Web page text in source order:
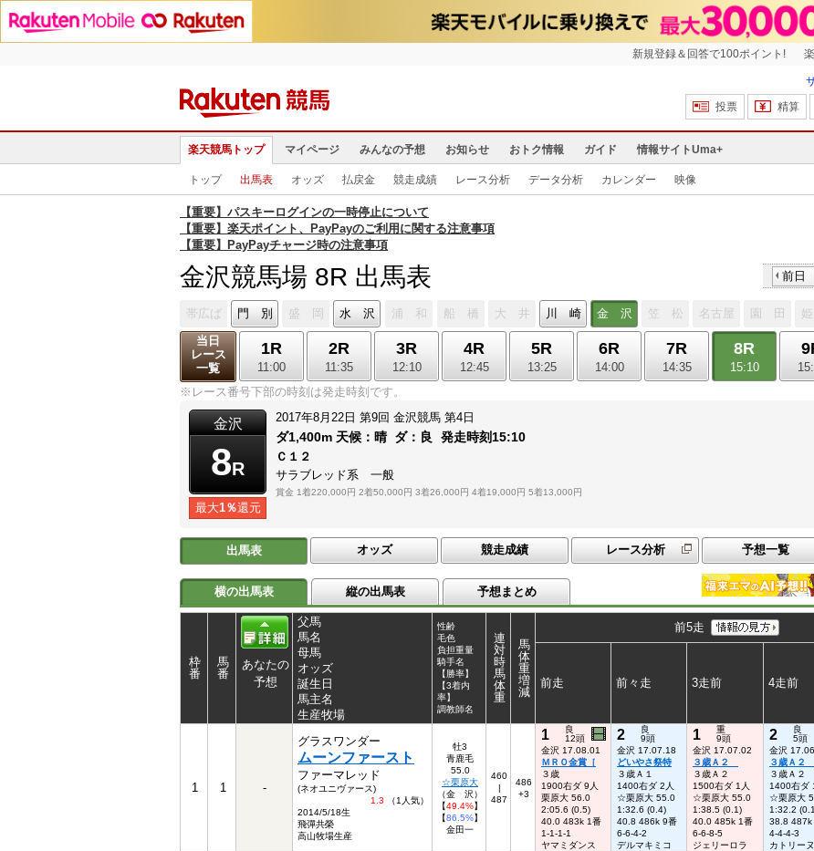
新規登録＆回答で100ポイント!
投票
精算
楽天競馬トップ マイページ みんなの予想 お知らせ おトク情報 ガイド 情報サイトUma+
トップ 出馬表 オッズ 払戻金 競走成績 レース分析 データ分析 カレンダー 映像
【重要】パスキーログインの一時停止について
【重要】楽天ポイント、PayPayのご利用に関する注意事項
【重要】PayPayチャージ時の注意事項
金沢競馬場 8R 出馬表 前日
帯広ば 門 別 盛 岡 水 沢 浦 和 船 橋 大 井 川 崎 金 沢 笠 松 名古屋 園 田
当日
レース
一覧
1R
11:00
2R
11:35
3R
12:10
4R
12:45
5R
13:25
6R
14:00
7R
14:35
8R
15:10
※レース番号下部の時刻は発走時刻です。
金沢
8R
最大1％還元
2017年8月22日 第9回 金沢競馬 第4日
ダ1,400m 天候： 晴 ダ： 良 発走時刻15:10
Ｃ１２
サラブレッド系 一般
賞金 1着220,000円 2着50,000円 3着26,000円 4着19,000円 5着13,000円
出馬表 オッズ 競走成績 レース分析 予想一覧
横の出馬表 縦の出馬表 予想まとめ
枠
番
馬
番
あなたの
予想
父馬
馬名
母馬
オッズ
誕生日
馬主名
生産牧場
性齢
毛色
負担重量
騎手名
【勝率】
【3着内
率】
調教師名
連
対
時
馬
体
重
馬
体
重
増
減
前5走
前走 前々走 3走前 4走前
1 1 -
グラスワンダー
ムーンファースト
ファーマレッド
(ネオユニヴァース)
1.3 （1人気）
2014/5/18生
飛彈共榮
高山牧場生産
牡3
青鹿毛
55.0
☆栗原大
（金 沢）
【49.4%】
【86.5%】
金田一
460
|
487
486
+3
1
良
12頭
金沢 17.08.01
ＭＲＯ金賞［
３歳
1900右ダ 9人
栗原大 56.0
2:05.6 (0.5)
40.0 483k 1番
1-1-1-1
ヤマミダンス
2
良
9頭
金沢 17.07.18
どいやさ祭特
３歳Ａ１
1400右ダ 2人
☆栗原大 55.0
1:32.6 (0.4)
40.8 486k 9番
6-6-4-2
デルマキミコ
1
重
9頭
金沢 17.07.02
３歳Ａ２
３歳Ａ２
1500右ダ 1人
☆栗原大 55.0
1:38.5 (0.1)
40.0 485k 1番
6-6-8-5
ジェリーロラ
2
良
5頭
金沢
３歳Ａ２
３歳Ａ２
1400右ダ
☆栗原大
1:32.2
38.8 487k
4-4-4-3
カトリー